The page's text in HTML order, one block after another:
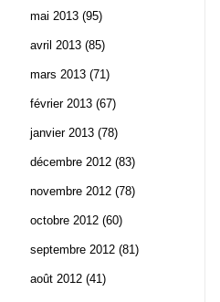
mai 2013 (95)
avril 2013 (85)
mars 2013 (71)
février 2013 (67)
janvier 2013 (78)
décembre 2012 (83)
novembre 2012 (78)
octobre 2012 (60)
septembre 2012 (81)
août 2012 (41)